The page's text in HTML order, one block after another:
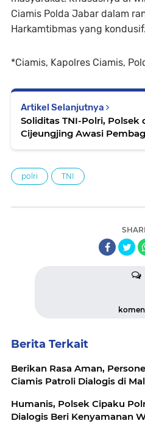
Ciamis Polda Jabar dalam
Harkamtibmas yang kondusif.
*Ciamis, Kapolres Ciamis,
Artikel Selanjutnya
Soliditas TNI-Polri, Polsek
Cijeungjing Awasi
polri TNI
Berita Terkait
Berikan Rasa Aman,
Ciamis Patroli Dialogis di
Humanis, Polsek Cipaku
Dialogis Beri Kenyamanan